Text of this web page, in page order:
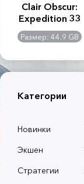
Clair Obscur:
Expedition 33
Размер: 44.9 GB
Категории
Новинки
Экшен
Стратегии